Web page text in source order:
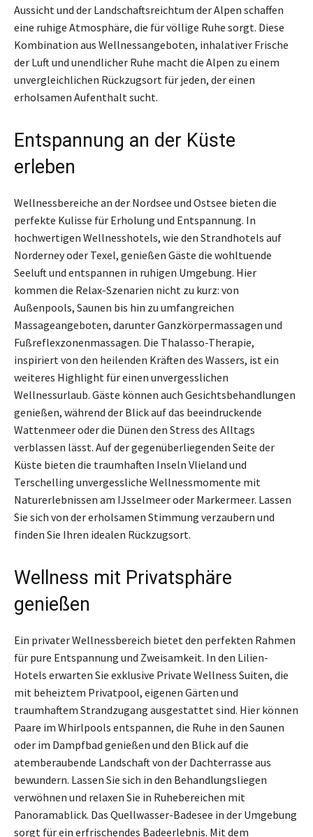
Aussicht und der Landschaftsreichtum der Alpen schaffen
eine ruhige Atmosphäre, die für völlige Ruhe sorgt. Diese
Kombination aus Wellnessangeboten, inhalativer Frische
der Luft und unendlicher Ruhe macht die Alpen zu einem
unvergleichlichen Rückzugsort für jeden, der einen
erholsamen Aufenthalt sucht.
Entspannung an der Küste
erleben
Wellnessbereiche an der Nordsee und Ostsee bieten die
perfekte Kulisse für Erholung und Entspannung. In
hochwertigen Wellnesshotels, wie den Strandhotels auf
Norderney oder Texel, genießen Gäste die wohltuende
Seeluft und entspannen in ruhigen Umgebung. Hier
kommen die Relax-Szenarien nicht zu kurz: von
Außenpools, Saunen bis hin zu umfangreichen
Massageangeboten, darunter Ganzkörpermassagen und
Fußreflexzonenmassagen. Die Thalasso-Therapie,
inspiriert von den heilenden Kräften des Wassers, ist ein
weiteres Highlight für einen unvergesslichen
Wellnessurlaub. Gäste können auch Gesichtsbehandlungen
genießen, während der Blick auf das beeindruckende
Wattenmeer oder die Dünen den Stress des Alltags
verblassen lässt. Auf der gegenüberliegenden Seite der
Küste bieten die traumhaften Inseln Vlieland und
Terschelling unvergessliche Wellnessmomente mit
Naturerlebnissen am IJsselmeer oder Markermeer. Lassen
Sie sich von der erholsamen Stimmung verzaubern und
finden Sie Ihren idealen Rückzugsort.
Wellness mit Privatsphäre
genießen
Ein privater Wellnessbereich bietet den perfekten Rahmen
für pure Entspannung und Zweisamkeit. In den Lilien-
Hotels erwarten Sie exklusive Private Wellness Suiten, die
mit beheiztem Privatpool, eigenen Gärten und
traumhaftem Strandzugang ausgestattet sind. Hier können
Paare im Whirlpools entspannen, die Ruhe in den Saunen
oder im Dampfbad genießen und den Blick auf die
atemberaubende Landschaft von der Dachterrasse aus
bewundern. Lassen Sie sich in den Behandlungsliegen
verwöhnen und relaxen Sie in Ruhebereichen mit
Panoramablick. Das Quellwasser-Badesee in der Umgebung
sorgt für ein erfrischendes Badeerlebnis. Mit dem